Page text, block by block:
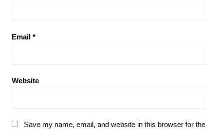
Email *
Website
Save my name, email, and website in this browser for the